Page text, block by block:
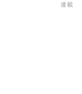
連載